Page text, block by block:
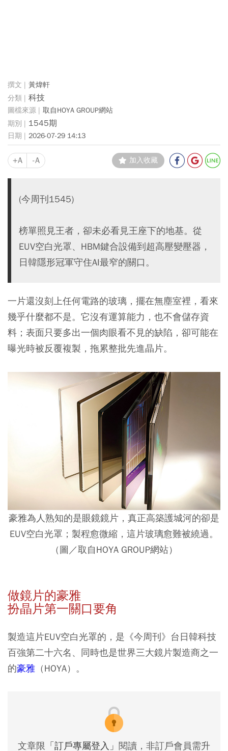
黃煒軒
科技
取自HOYA GROUP網站
1545期
2026-07-29 14:13
+A -A 加入收藏
(今周刊1545)
榜單照見王者，卻未必看見王座下的地基。從
EUV空白光罩、HBM鍵合設備到超高壓變壓器，
日韓隱形冠軍守住AI最窄的關口。
一片還沒刻上任何電路的玻璃，擺在無塵室裡，看來
幾乎什麼都不是。它沒有運算能力，也不會儲存資
料；表面只要多出一個肉眼看不見的缺陷，卻可能在
曝光時被反覆複製，拖累整批先進晶片。
豪雅為人熟知的是眼鏡鏡片，真正高築護城河的卻是
EUV空白光罩；製程愈微縮，這片玻璃愈難被繞過。
（圖／取自HOYA GROUP網站）
做鏡片的豪雅
扮晶片第一關口要角
製造這片EUV空白光罩的，是《今周刊》台日韓科技
百強第二十六名、同時也是世界三大鏡片製造商之一
的豪雅 （HOYA）。
文章限 「訂戶專屬登入」 閱讀，非訂戶會員需升